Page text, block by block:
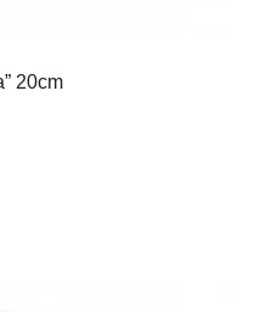
20cm